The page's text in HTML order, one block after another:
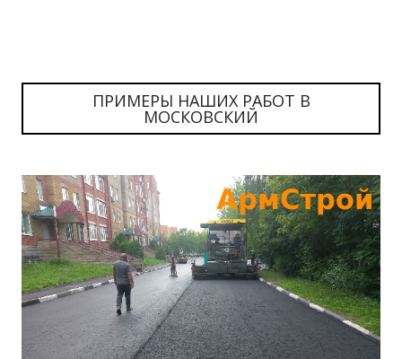
ПРИМЕРЫ НАШИХ РАБОТ В
МОСКОВСКИЙ